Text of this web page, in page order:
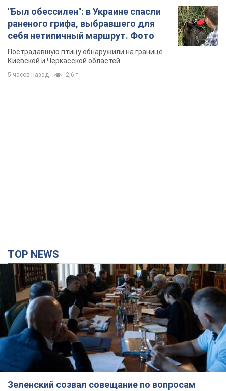
"Был обессилен": в Украине спасли
раненого грифа, выбравшего для
себя нетипичный маршрут. Фото
Пострадавшую птицу обнаружили на границе
Киевской и Черкасской областей
5 часов назад 2,6 т.
TOP NEWS
Зеленский созвал совещание по вопросам